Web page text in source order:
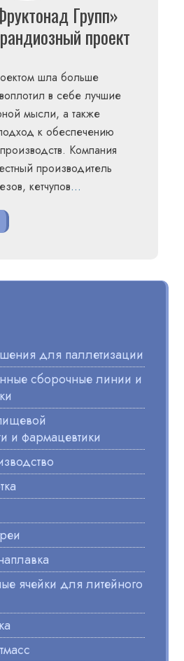
Групп»
проект
шла больше
в себе лучшие
мысли, а также
к обеспечению
Компания
производитель
кетчупов…
для паллетизации
сборочные линии и
и фармацевтики
ячейки для литейного